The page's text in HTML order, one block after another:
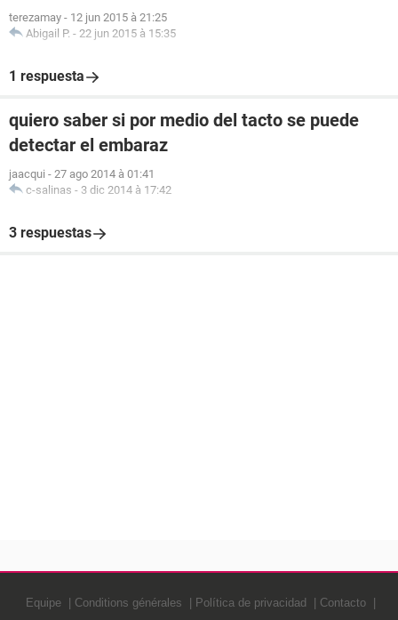
terezamay - 12 jun 2015 à 21:25
Abigail P. - 22 jun 2015 à 15:35
1 respuesta
quiero saber si por medio del tacto se puede
detectar el embaraz
jaacqui - 27 ago 2014 à 01:41
c-salinas - 3 dic 2014 à 17:42
3 respuestas
Equipe Conditions générales Política de privacidad Contacto